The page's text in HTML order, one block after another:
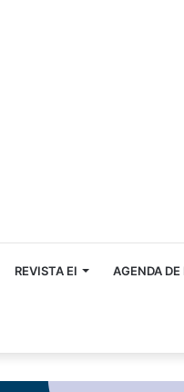
REVISTA EI AGENDA DE